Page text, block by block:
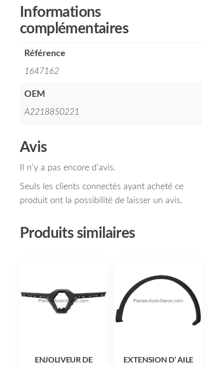
Informations
complémentaires
Référence
1647162
OEM
A2218850221
Avis
Il n’y a pas encore d’avis.
Seuls les clients connectés ayant acheté ce
produit ont la possibilité de laisser un avis.
Produits similaires
ENJOLIVEUR DE
EXTENSION D’ AILE